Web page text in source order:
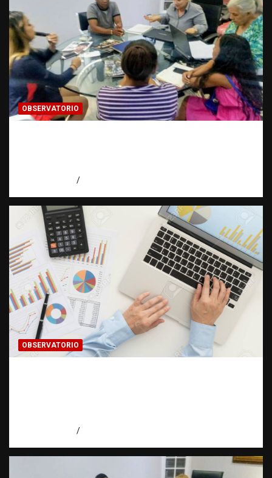
OBSERVATORIO
OBSERVATORIO